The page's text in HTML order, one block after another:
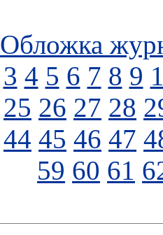
Обложка
3 4 5 6 7 8 9
25 26 27 28
44 45 46 47
59 60 61